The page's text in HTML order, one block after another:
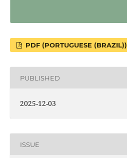
PDF (PORTUGUESE (BRAZIL))
PUBLISHED
2025-12-03
ISSUE